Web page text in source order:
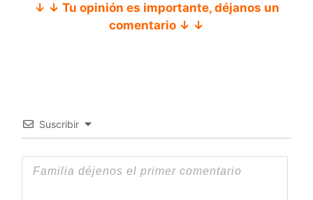
↓ ↓ Tu opinión es importante, déjanos un
comentario ↓ ↓
Suscribir